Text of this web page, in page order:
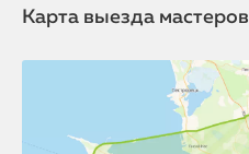
Карта выезда мастеров